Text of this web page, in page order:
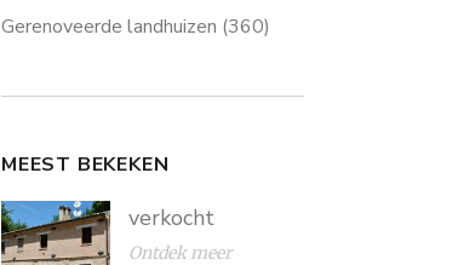
Gerenoveerde landhuizen (360)
MEEST BEKEKEN
verkocht
Ontdek meer